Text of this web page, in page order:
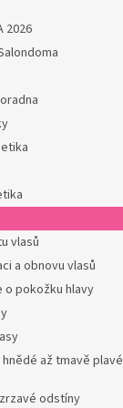
2026
vlasů
a obnovu vlasů
o pokožku hlavy
až tmavě plavé
odstíny